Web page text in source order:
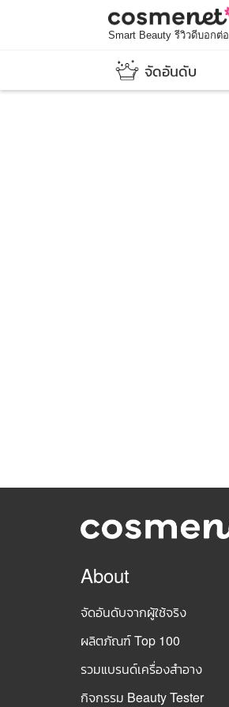
Smart Beauty รีวิวดีบอกต่อ
จัดอันดับ
About
จัดอันดับจากผู้ใช้จริง
ผลิตภัณฑ์ Top 100
รวมแบรนด์เครื่องสำอาง
กิจกรรม Beauty Tester